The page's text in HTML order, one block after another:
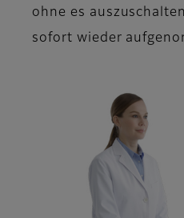
ohne es
sofort wieder